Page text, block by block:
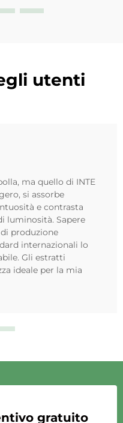
utenti
ma quello di INTE
si assorbe
e contrasta
luminosità. Sapere
produzione
internazionali lo
Gli estratti
ideale per la mia
gratuito